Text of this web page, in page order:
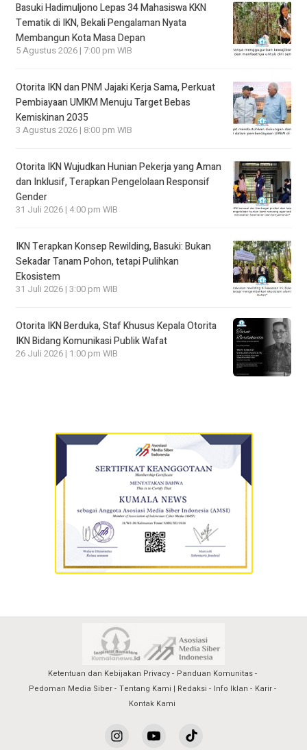
Basuki Hadimuljono Lepas 34 Mahasiswa KKN
Tematik di IKN, Bekali Pengalaman Nyata
Membangun Kota Masa Depan
5 Agustus 2026 | 7:00 pm WIB
Otorita IKN dan PNM Jajaki Kerja Sama, Perkuat
Pembiayaan UMKM Menuju Target Bebas
Kemiskinan 2035
3 Agustus 2026 | 8:00 pm WIB
Otorita IKN Wujudkan Hunian Pekerja yang Aman
dan Inklusif, Terapkan Pengelolaan Responsif
Gender
31 Juli 2026 | 4:00 pm WIB
IKN Terapkan Konsep Rewilding, Basuki: Bukan
Sekadar Tanam Pohon, tetapi Pulihkan
Ekosistem
31 Juli 2026 | 3:00 pm WIB
Otorita IKN Berduka, Staf Khusus Kepala Otorita
IKN Bidang Komunikasi Publik Wafat
26 Juli 2026 | 1:00 pm WIB
Ketentuan dan Kebijakan Privacy
Panduan Komunitas
Pedoman Media Siber
Tentang Kami | Redaksi Info Iklan
Karir
Kontak Kami